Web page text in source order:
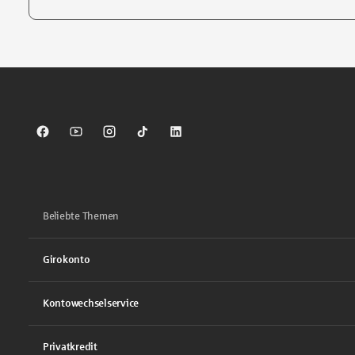
Sparkasse auf Facebook
Sparkasse auf Youtube
Sparkasse auf Instagram
Sparkasse auf TikTok
Sparkasse auf LinkedIn
Beliebte Themen
Girokonto
Kontowechselservice
Privatkredit